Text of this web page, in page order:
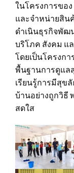
ในโครงการของ
และจำหน่ายสิน
ดำเนินธุรกิจพัฒ
บริโภค สังคม แ
โดยเป็นโครงก
พื้นฐานการดูแล
เรียนรู้การมีสุข
บ้านอย่างถูกวิธี
สดใส